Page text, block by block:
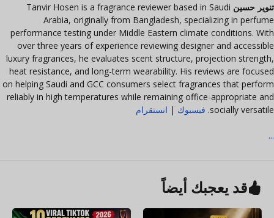
تنوير حسين Tanvir Hosen is a fragrance reviewer based in Saudi
Arabia, originally from Bangladesh, specializing in perfume
performance testing under Middle Eastern climate conditions. With
over three years of experience reviewing designer and accessible
luxury fragrances, he evaluates scent structure, projection strength,
heat resistance, and long-term wearability. His reviews are focused
on helping Saudi and GCC consumers select fragrances that perform
reliably in high temperatures while remaining office-appropriate and
socially versatile. فيسبوك | انستقرام
...
قد يعجبك أيضاً